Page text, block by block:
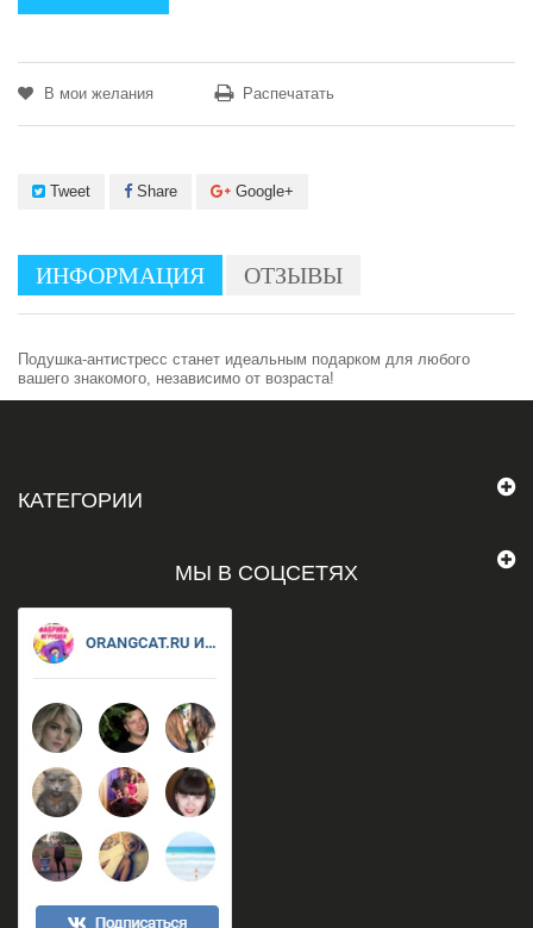
В мои желания Распечатать
Tweet Share Google+
ИНФОРМАЦИЯ ОТЗЫВЫ
Подушка-антистресс станет идеальным подарком для любого
вашего знакомого, независимо от возраста!
КАТЕГОРИИ
МЫ В СОЦСЕТЯХ